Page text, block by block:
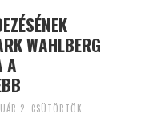
WAHLBERG
A
2. CSÜTÖRTÖK